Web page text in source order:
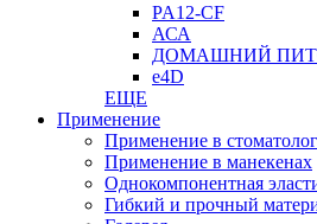
PA12-CF
АСА
ДОМАШНИЙ
e4D
ЕЩЕ
Применение
Применение в
Применение в манекенах
Однокомпонентная
Гибкий и прочный